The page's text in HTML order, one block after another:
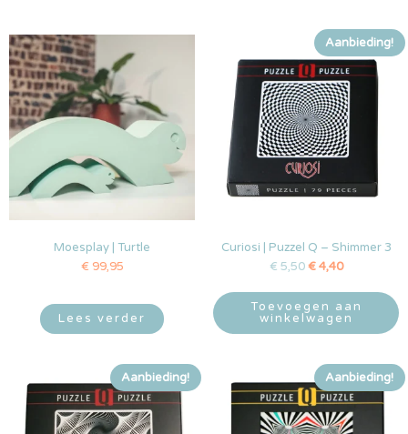
Moesplay | Turtle
€ 99,95
Lees verder
Aanbieding!
Curiosi | Puzzel Q – Shimmer 3
€ 5,50 €4,40
Toevoegen aan
winkelwagen
Aanbieding! Aanbieding!